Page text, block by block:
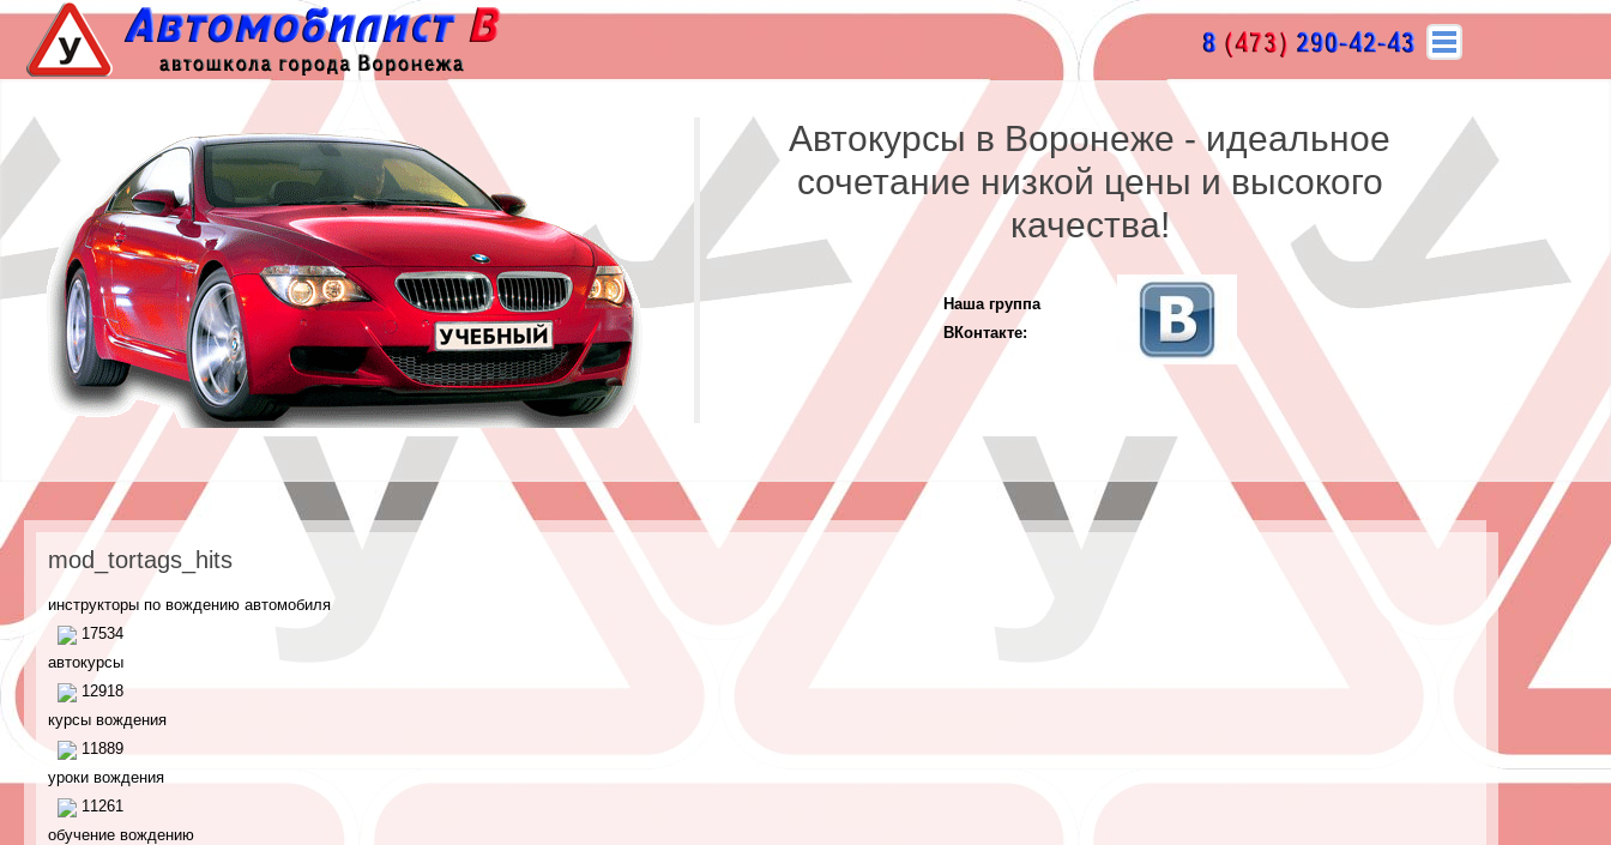
Автокурсы в Воронеже - идеальное
сочетание низкой цены и высокого
качества!
Наша группа
ВКонтакте:
mod_tortags_hits
инструкторы по вождению автомобиля
17534
автокурсы
12918
курсы вождения
11889
уроки вождения
11261
обучение вождению